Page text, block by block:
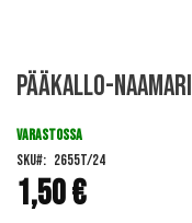
to
beginning
the
images
gallery
Pääkallo-naamari
1,50 €
VARASTOSSA
SKU
2655T/24